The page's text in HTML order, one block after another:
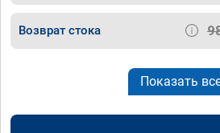
Возврат стока
Показать